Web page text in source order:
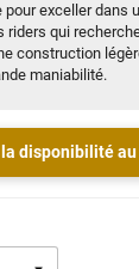
pour exceller dans
riders qui
construction
maniabilité.
disponibilité au